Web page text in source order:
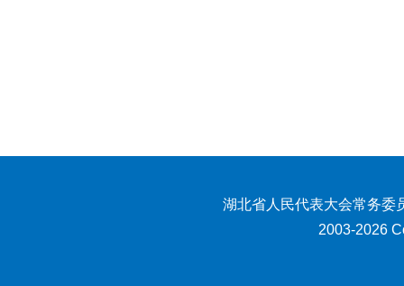
湖北省人民代表大会常务委
2003-2026